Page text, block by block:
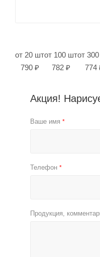
от 20 шт
790 ₽
от 100 шт
782 ₽
от
774
Акция!
Ваше имя *
Телефон *
Продукция,